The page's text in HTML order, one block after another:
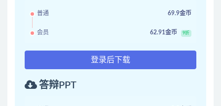
普通 69.9金币
会员 62.91金币 9折
登录后下载
答辩PPT